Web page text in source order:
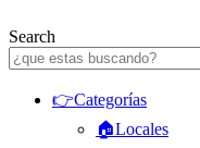
Search
👉Categorías
🏠Locales